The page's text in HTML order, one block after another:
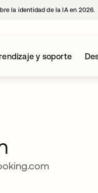
la identidad de la IA en 2026.
y soporte